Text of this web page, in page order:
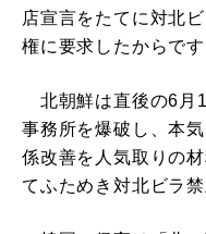
店宣言をたてに対北
権に要求したからです
北朝鮮は直後の6月
事務所を爆破し、本
係改善を人気取りの
てふためき対北ビラ